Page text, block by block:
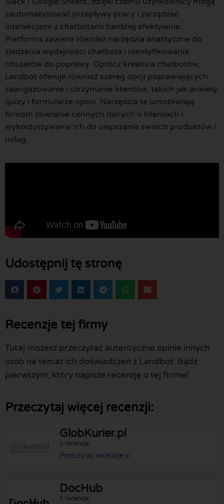
zautomatyzować przepływy pracy i zarządzać
interakcjami z chatbotami bardziej efektywnie.
Platforma zawiera również narzędzia analityczne do
śledzenia wydajności chatbota i identyfikowania
obszarów do poprawy. Oprócz kreatora chatbotów,
Landbot oferuje również szereg opcji poprawiających
zaangażowanie i utrzymanie klientów, takich jak ankiety,
quizy i formularze opinii. Narzędzia te umożliwiają
firmom zbieranie cennych danych o klientach i
wykorzystywanie ich do ulepszania swoich produktów i
usług.
Udostępnij tę stronę
Recenzje tej firmy
Tutaj możesz przeczytać autentyczne opinie innych
osób na temat ich doświadczeń z Landbot. Bądź
pierwszym, który napisze recenzję o tej firmie!
Przeczytaj więcej recenzji:
GlobKurier.pl
1 recenzje
Przeczytaj recenzje »
DocHub
1 recenzje